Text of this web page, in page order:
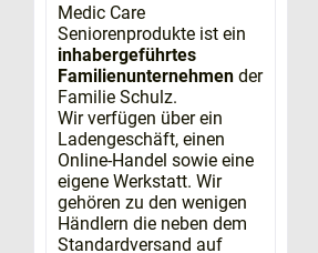
Medic Care
Seniorenprodukte ist ein
inhabergeführtes
Familienunternehmen der
Familie Schulz.
Wir verfügen über ein
Ladengeschäft, einen
Online-Handel sowie eine
eigene Werkstatt. Wir
gehören zu den wenigen
Händlern die neben dem
Standardversand auf